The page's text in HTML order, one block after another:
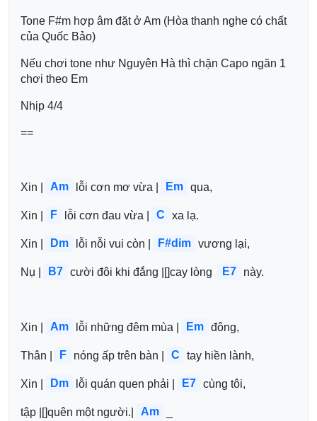
Tone F#m hợp âm đặt ở Am (Hòa thanh nghe có chất
của Quốc Bảo)
Nếu chơi tone như Nguyên Hà thì chặn Capo ngăn 1
chơi theo Em
Nhịp 4/4
==
Xin | Am lỗi cơn mơ vừa | Em qua,
Xin | F lỗi cơn đau vừa | C xa lạ.
Xin | Dm lỗi nỗi vui còn | F#dim vương lại,
Nụ | B7 cười đôi khi đắng |[]cay lòng E7 này.
Xin | Am lỗi những đêm mùa | Em đông,
Thân | F nóng ấp trên bàn | C tay hiền lành,
Xin | Dm lỗi quán quen phải | E7 cùng tôi,
tập |[]quên một người.| Am